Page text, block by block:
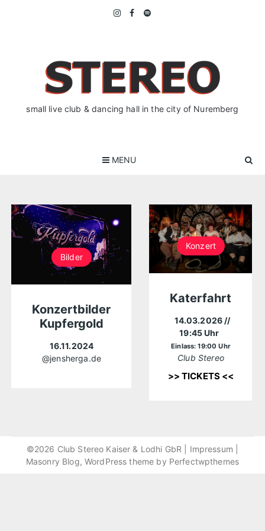
small live club & dancing hall in the city of Nuremberg
MENU
Bilder
Konzertbilder
Kupfergold
16.11.2024
@jensherga.de
Konzert
Katerfahrt
14.03.2026 //
19:45 Uhr
Einlass: 19:00 Uhr
Club Stereo
>> TICKETS <<
©2026 Club Stereo Kaiser & Lodhi GbR | Impressum
Masonry Blog, WordPress theme by Perfectwpthemes